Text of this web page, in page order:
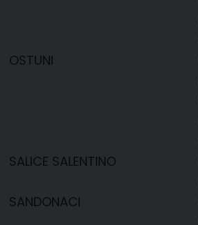
OSTUNI
SALICE SALENTINO
SANDONACI